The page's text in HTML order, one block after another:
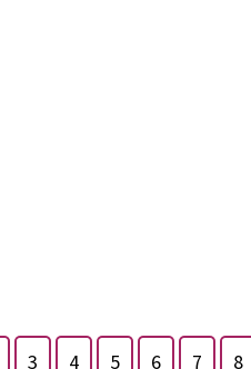
3 4 5 6 7 8